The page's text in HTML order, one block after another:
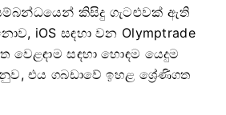
කිසිදු ගැටළුවක් ඇති
iOS සඳහා වන Olymptrade
වෙළඳාම සඳහා හොඳම යෙදුම
එය ගබඩාවේ ඉහළ ශ්‍රේණිගත